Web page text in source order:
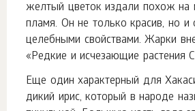
желтый цветок издали похож на
пламя. Он не только красив, но и
целебными свойствами. Жарки
«Редкие и исчезающие растения
Еще один характерный для
дикий ирис, который в народе